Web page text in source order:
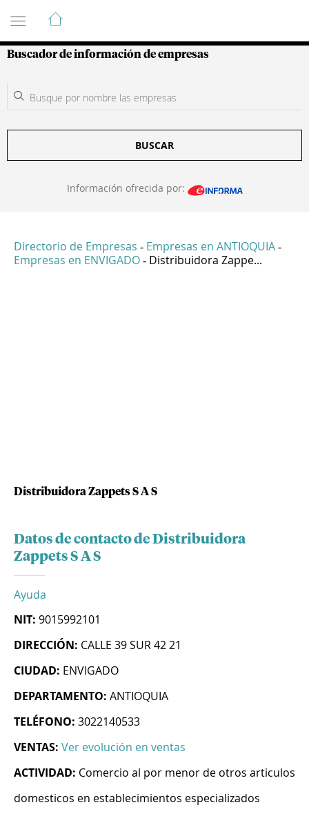
Guía de Empresas Colombianas
Buscador de información de empresas
BUSCAR
Información ofrecida por:
Directorio de Empresas - Empresas en ANTIOQUIA -
Empresas en ENVIGADO - Distribuidora Zappe...
Distribuidora Zappets S A S
Datos de contacto de Distribuidora
Zappets S A S
Ayuda
NIT: 9015992101
DIRECCIÓN: CALLE 39 SUR 42 21
CIUDAD: ENVIGADO
DEPARTAMENTO: ANTIOQUIA
TELÉFONO: 3022140533
VENTAS: Ver evolución en ventas
ACTIVIDAD: Comercio al por menor de otros articulos
domesticos en establecimientos especializados